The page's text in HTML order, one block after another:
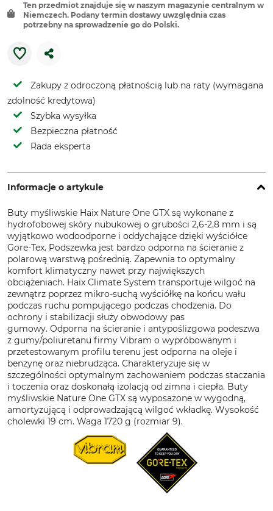
Ten przedmiot znajduje się w naszym magazynie centralnym w
Niemczech. Podany termin dostawy uwzględnia czas
potrzebny na sprowadzenie go do Polski.
Zakupy z odroczoną płatnością lub na raty (wymagana
zdolność kredytowa)
Szybka wysyłka
Bezpieczna płatność
Rada eksperta
Informacje o artykule
Buty myśliwskie Haix Nature One GTX są wykonane z
hydrofobowej skóry nubukowej o grubości 2,6-2,8 mm i są
wyjątkowo wodoodporne i oddychające dzięki wyściółce
Gore-Tex. Podszewka jest bardzo odporna na ścieranie z
polarową warstwą pośrednią. Zapewnia to optymalny
komfort klimatyczny nawet przy największych
obciążeniach. Haix Climate System transportuje wilgoć na
zewnątrz poprzez mikro-suchą wyściółkę na końcu wału
podczas ruchu pompującego podczas chodzenia. Do
ochrony i stabilizacji służy obwodowy pas
gumowy. Odporna na ścieranie i antypoślizgowa podeszwa
z gumy/poliuretanu firmy Vibram o wypróbowanym i
przetestowanym profilu terenu jest odporna na oleje i
benzynę oraz niebrudząca. Charakteryzuje się w
szczególności optymalnym zachowaniem podczas staczania
i toczenia oraz doskonałą izolacją od zimna i ciepła. Buty
myśliwskie Nature One GTX są wyposażone w wygodną, ​​
amortyzującą i odprowadzającą wilgoć wkładkę. Wysokość
cholewki 19 cm. Waga 1720 g (rozmiar 9).